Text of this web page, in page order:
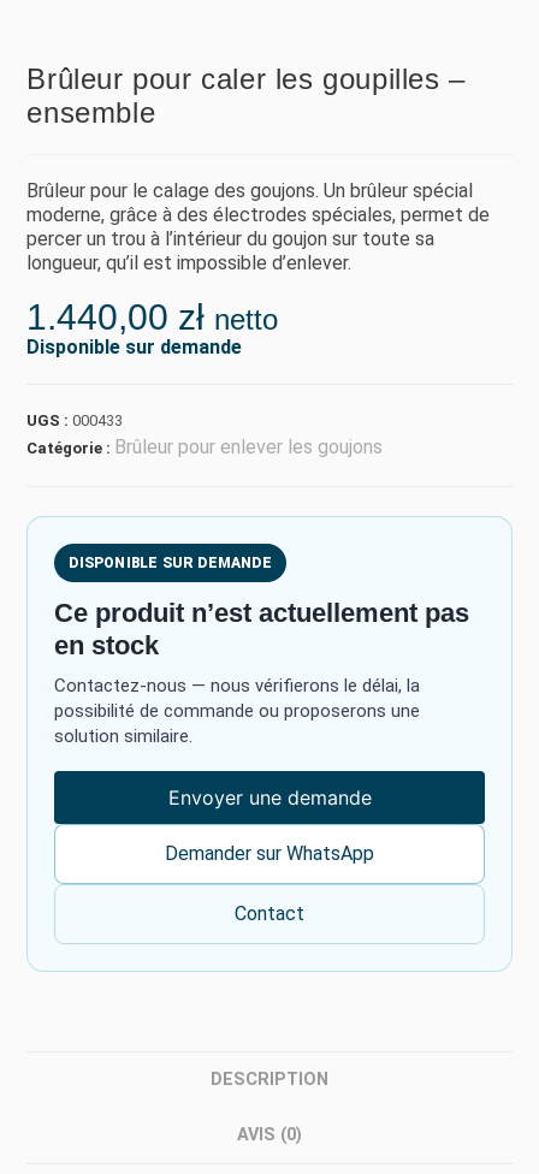
Brûleur pour caler les goupilles –
ensemble
Brûleur pour le calage des goujons. Un brûleur spécial
moderne, grâce à des électrodes spéciales, permet de
percer un trou à l’intérieur du goujon sur toute sa
longueur, qu’il est impossible d’enlever.
1.440,00 zł netto
Disponible sur demande
UGS :000433
Catégorie : Brûleur pour enlever les goujons
DISPONIBLE SUR DEMANDE
Ce produit n’est actuellement pas
en stock
Contactez-nous — nous vérifierons le délai, la
possibilité de commande ou proposerons une
solution similaire.
Envoyer une demande
Demander sur WhatsApp
Contact
DESCRIPTION
AVIS (0)